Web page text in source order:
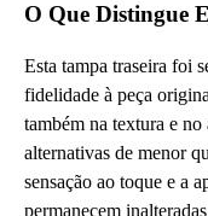
O Que Distingue
Esta tampa traseira foi
fidelidade à peça
também na textura e
alternativas de menor
sensação ao toque e a
permanecem